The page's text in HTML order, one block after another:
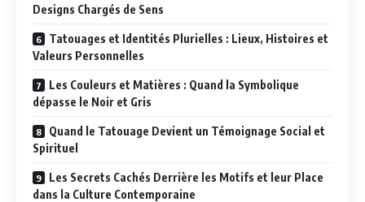
Designs Chargés de Sens
Tatouages et Identités Plurielles : Lieux, Histoires et
Valeurs Personnelles
Les Couleurs et Matières : Quand la Symbolique
dépasse le Noir et Gris
Quand le Tatouage Devient un Témoignage Social et
Spirituel
Les Secrets Cachés Derrière les Motifs et leur Place
dans la Culture Contemporaine